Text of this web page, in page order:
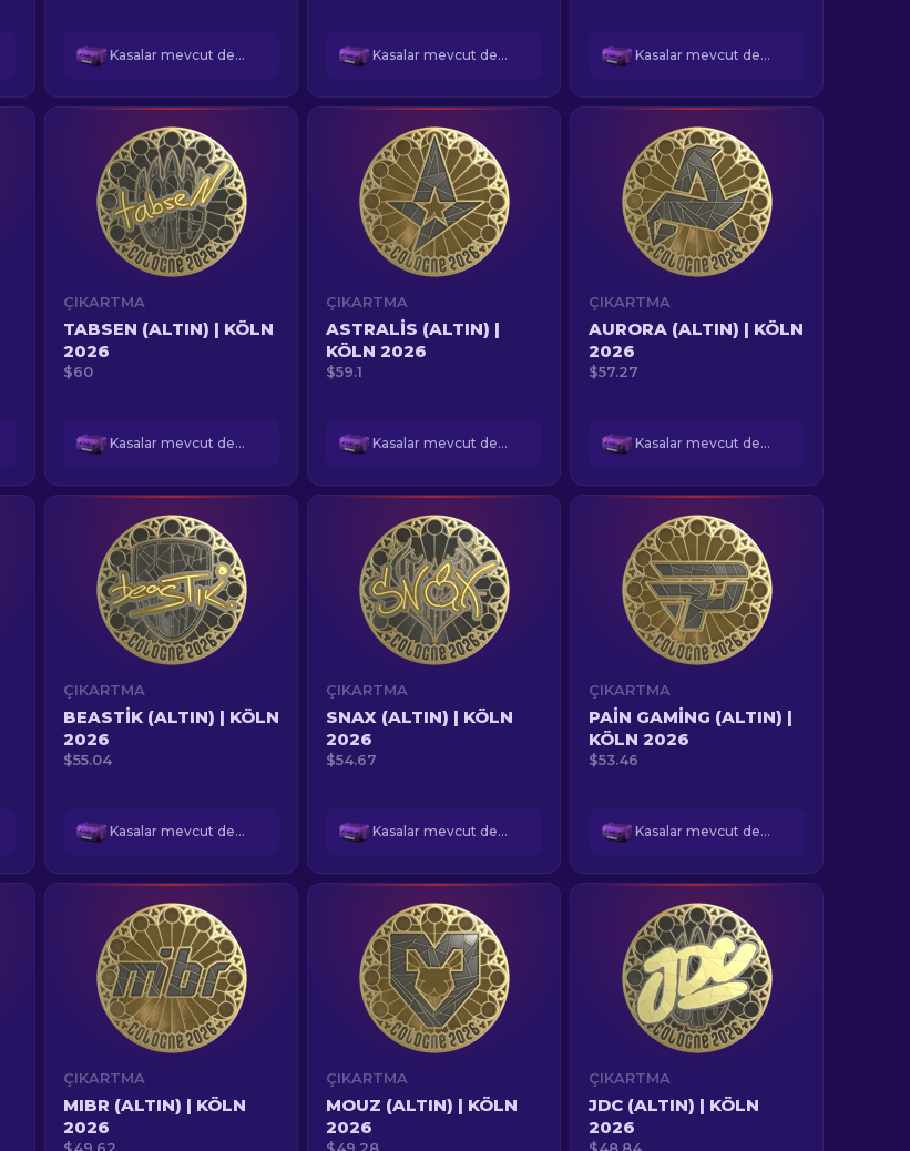
Kasalar mevcut değil Kasalar mevcut değil Kasalar mevcut değil
ÇIKARTMA
TABSEN (ALTIN) | KÖLN
2026
$60
Kasalar mevcut değil
ÇIKARTMA
ASTRALIS (ALTIN) |
KÖLN 2026
$59.1
Kasalar mevcut değil
ÇIKARTMA
AURORA (ALTIN) | KÖLN
2026
$57.27
Kasalar mevcut değil
ÇIKARTMA
BEASTIK (ALTIN) | KÖLN
2026
$55.04
Kasalar mevcut değil
ÇIKARTMA
SNAX (ALTIN) | KÖLN
2026
$54.67
Kasalar mevcut değil
ÇIKARTMA
PAIN GAMING (ALTIN) |
KÖLN 2026
$53.46
Kasalar mevcut değil
ÇIKARTMA
MIBR (ALTIN) | KÖLN
2026
ÇIKARTMA
MOUZ (ALTIN) | KÖLN
2026
ÇIKARTMA
JDC (ALTIN) | KÖLN
2026